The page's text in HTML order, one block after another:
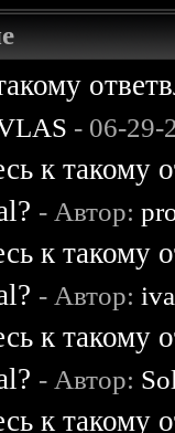
- 06-29-
к такому
- Автор:
к такому
- Автор:
к такому
- Автор:
к такому